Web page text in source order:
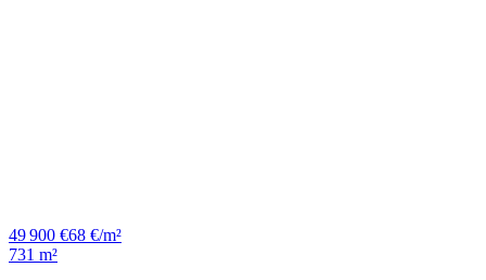
49 900 €68 €/m²
731 m²